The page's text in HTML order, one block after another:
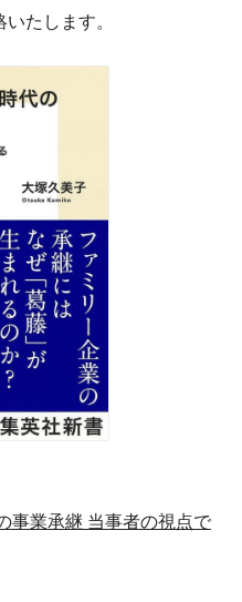
たします。
事業承継 当事者の視点で